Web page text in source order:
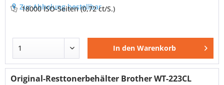
Zur Abholung bestellbar
18000 ISO-Seiten(0,72 ct/S.)
In den Warenkorb
Original-Resttonerbehälter Brother WT-223CL